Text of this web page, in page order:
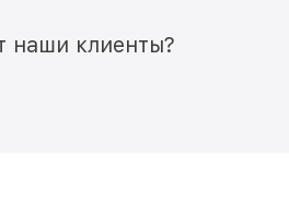
наши клиенты?